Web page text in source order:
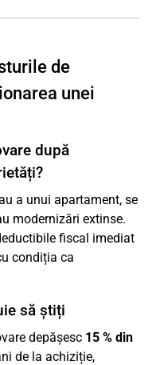
de
unei
după
a unui apartament, se
modernizări extinse.
fiscal imediat
condiția ca
să știți
depășesc 15 % din
de la achiziție,